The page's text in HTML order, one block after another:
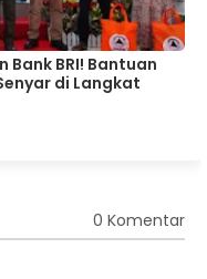
BRI! Bantuan
di Langkat
0 Komentar